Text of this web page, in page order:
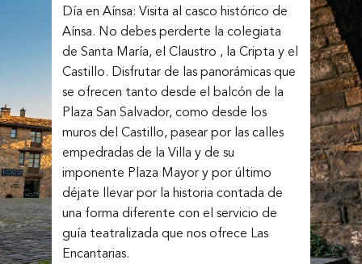
Día en Aínsa: Visita al casco histórico de
Aínsa. No debes perderte la colegiata
de Santa María, el Claustro , la Cripta y el
Castillo. Disfrutar de las panorámicas que
se ofrecen tanto desde el balcón de la
Plaza San Salvador, como desde los
muros del Castillo, pasear por las calles
empedradas de la Villa y de su
imponente Plaza Mayor y por último
déjate llevar por la historia contada de
una forma diferente con el servicio de
guía teatralizada que nos ofrece Las
Encantarias.